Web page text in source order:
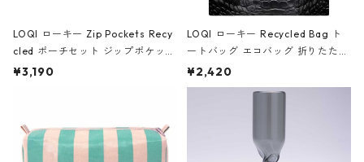
LOQI ローキー Zip Pockets Recy
cled ポーチセット ジップポケット
ファスナーポーチ 撥水加工 トラベ
ーガンディー、オフホワイト
¥3,190
LOQI ローキー Recycled Bag ト
ートバッグ エコバッグ 折りたたみ
大きめ 撥水加工 収納ポーチ CRO
CODILE/Black クロコダイル/ブラ
¥2,420